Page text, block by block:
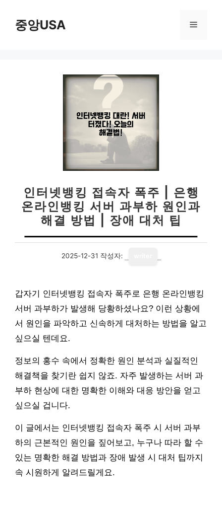
중앙USA 메
인터넷뱅킹 접속자 폭주 | 은행
온라인뱅킹 서버 과부하 원인과
해결 방법 | 장애 대처 팁
2025-12-31 작성자:
갑자기 인터넷뱅킹 접속자 폭주로 은행 온라인뱅킹
서버 과부하가 발생해 당황하셨나요? 이런 상황에
서 원인을 파악하고 신속하게 대처하는 방법을 알고
싶으실 텐데요.
정보의 홍수 속에서 정확한 원인 분석과 실질적인
해결책을 찾기란 쉽지 않죠. 자주 발생하는 서버 과
부하 현상에 대한 명확한 이해와 대응 방안을 얻고
싶으실 겁니다.
이 글에서는 인터넷뱅킹 접속자 폭주 시 서버 과부
하의 근본적인 원인을 짚어보고, 누구나 따라 할 수
있는 명확한 해결 방법과 장애 발생 시 대처 팁까지
속 시원하게 알려드릴게요.